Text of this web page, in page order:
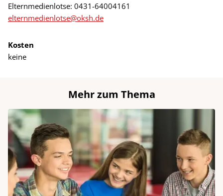
Elternmedienlotse: 0431-64004161
elternmedienlotse@oksh.de
Kosten
keine
Mehr zum Thema